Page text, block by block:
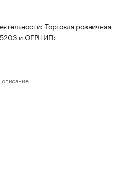
Торговля розничная
и ОГРНИП:
описание